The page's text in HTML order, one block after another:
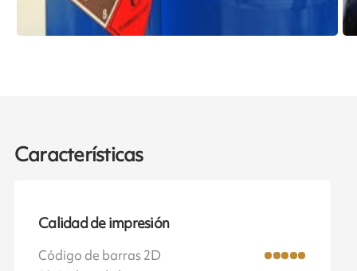
Características
Calidad de impresión
Código de barras 2D